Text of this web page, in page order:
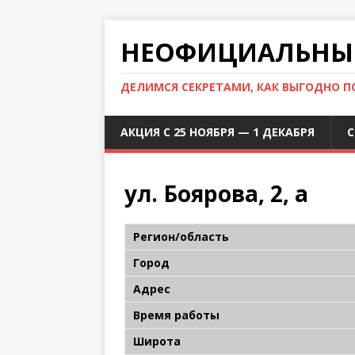
ДЕЛИМСЯ СЕКРЕТАМИ, КАК ВЫГОДНО
АКЦИЯ С 25 НОЯБРЯ — 1 ДЕКАБРЯ
ул. Боярова, 2, а
Регион/область
Город
Адрес
Время работы
Широта